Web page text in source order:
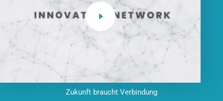
Zukunft braucht Verbindung